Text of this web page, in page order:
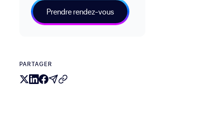
Prendre rendez-vous
PARTAGER